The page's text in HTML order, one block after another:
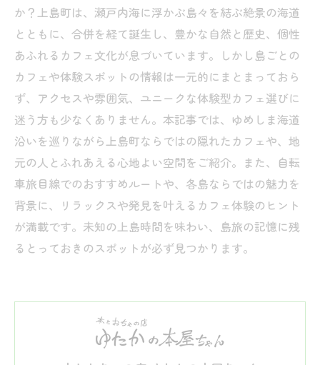
か？上島町は、瀬戸内海に浮かぶ島々を結ぶ絶景の海道
とともに、合併を経て誕生し、豊かな自然と歴史、個性
あふれるカフェ文化が息づいています。しかし島ごとの
カフェや体験スポットの情報は一元的にまとまっておら
ず、アクセスや雰囲気、ユニークな体験型カフェ選びに
迷う方も少なくありません。本記事では、ゆめしま海道
沿いを巡りながら上島町ならではの隠れたカフェや、地
元の人とふれあえる心地よい空間をご紹介。また、自転
車旅目線でのおすすめルートや、各島ならではの魅力を
背景に、リラックスや発見を叶えるカフェ体験のヒント
が満載です。未知の上島時間を味わい、島旅の記憶に残
るとっておきのスポットが必ず見つかります。